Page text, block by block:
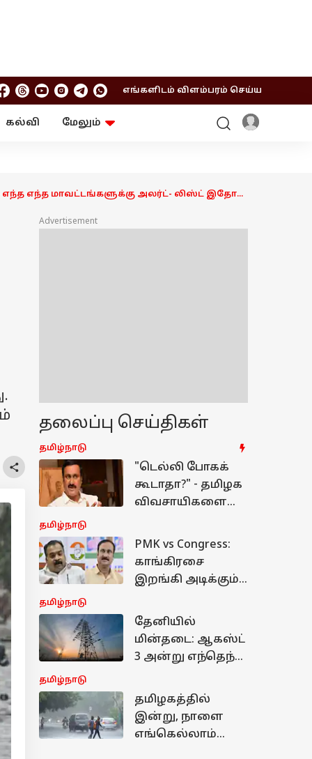
எங்களிடம் விளம்பரம் செய்ய
கல்வி
மேலும்
எந்த எந்த மாவட்டங்களுக்கு அலர்ட்- லிஸ்ட் இதோ...
Advertisement
தலைப்பு செய்திகள்
தமிழ்நாடு
"டெல்லி போகக்
கூடாதா?" - தமிழக
விவசாயிகளை
இறக்கிவிட்ட
மராட்டிய போலீஸ்!
விஜய் அரசு
கண்டிக்கக்
தமிழ்நாடு
PMK vs Congress:
காங்கிரசை
இறங்கி அடிக்கும்
போடும் ஸ்கெட்ச்
என்ன?
தமிழ்நாடு
தேனியில்
மின்தடை: ஆகஸ்ட்
3 அன்று எந்தெந்த
தமிழ்நாடு
தமிழகத்தில்
இன்று, நாளை
எங்கெல்லாம்